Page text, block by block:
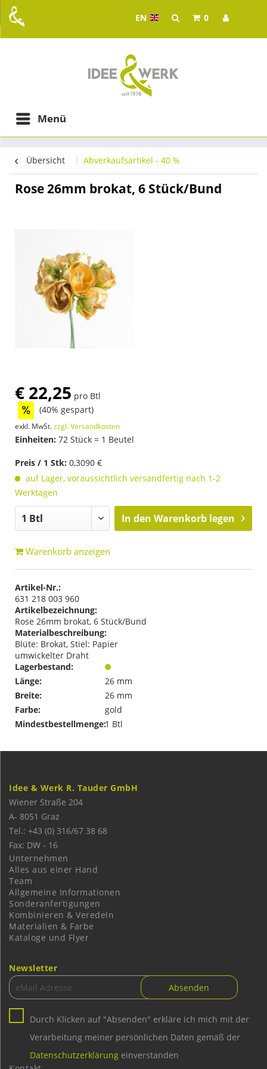
EN Idee & Werk - your
0
Menü
Übersicht Abverkaufsartikel - 40 %
in Graz
Rose 26mm brokat, 6 Stück/Bund
€ 22,25 pro Btl
(40% gespart)
exkl. MwSt.zzgl. Versandkosten
Einheiten: 72 Stück = 1 Beutel
Preis / 1 Stk: 0,3090 €
auf Lager, voraussichtlich versandfertig nach 1-2
Werktagen
In den Warenkorb legen
Warenkorb anzeigen
Artikel-Nr.:
631 218 003 960
Artikelbezeichnung:
Rose 26mm brokat, 6 Stück/Bund
Materialbeschreibung:
Blüte: Brokat, Stiel: Papier
umwickelter Draht
Lagerbestand:
Länge:
26 mm
Breite:
26 mm
Farbe:
gold
Mindestbestellmenge:1 Btl
Idee & Werk R. Tauder GmbH
Wiener Straße 204
A- 8051 Graz
Tel.: +43 (0) 316/67 38 68
Fax: DW - 16
Unternehmen
Alles aus einer Hand
Team
Allgemeine Informationen
Sonderanfertigungen
Kombinieren & Veredeln
Materialien & Farbe
Kataloge und Flyer
Newsletter
Durch Klicken auf "Absenden" erkläre ich mich mit der
Verarbeitung meiner persönlichen Daten gemäß der
Datenschutzerklärung einverstanden